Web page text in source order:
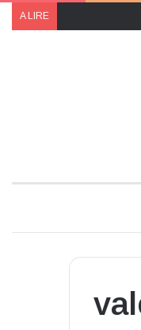
A LIRE